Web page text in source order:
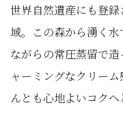
世界自然遺産にも登
域。この森から湧く
ながらの常圧蒸留で
ャーミングなクリー
んとも心地よいコクへ